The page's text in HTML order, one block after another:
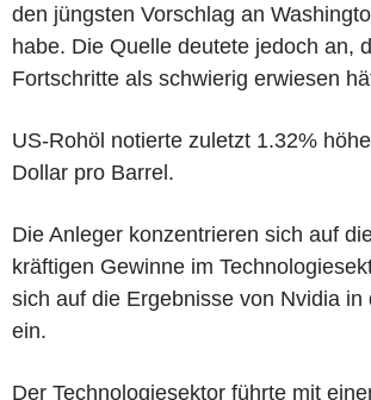
den jüngsten Vorschlag an
habe. Die Quelle deutete jedoch an,
Fortschritte als schwierig erwiesen
US-Rohöl notierte zuletzt 1.32%
Dollar pro Barrel.
Die Anleger konzentrieren sich auf
kräftigen Gewinne im
sich auf die Ergebnisse von Nvidia in
ein.
Der Technologiesektor führte mit